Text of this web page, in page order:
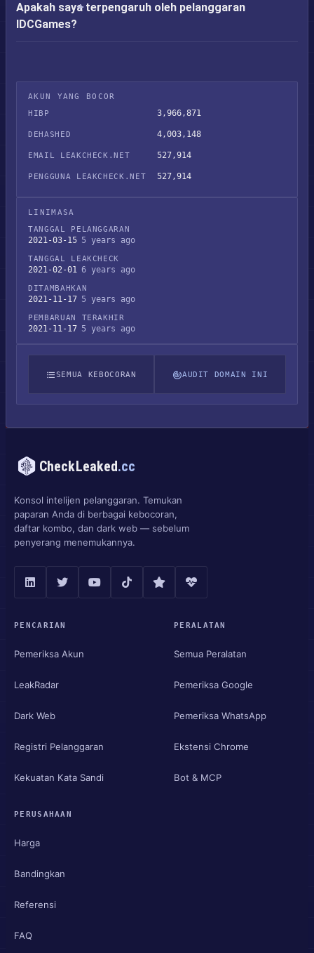
Apakah saya terpengaruh oleh pelanggaran
IDCGames?
AKUN YANG BOCOR
HIBP
3,966,871
DEHASHED 4,003,148
EMAIL LEAKCHECK.NET 527,914
PENGGUNA LEAKCHECK.NET 527,914
LINIMASA
TANGGAL PELANGGARAN
2021-03-15 5 years ago
TANGGAL LEAKCHECK
2021-02-01 6 years ago
DITAMBAHKAN
2021-11-17 5 years ago
PEMBARUAN TERAKHIR
2021-11-17 5 years ago
SEMUA KEBOCORAN AUDIT DOMAIN INI
CheckLeaked.cc
Konsol intelijen pelanggaran. Temukan
paparan Anda di berbagai kebocoran,
daftar kombo, dan dark web — sebelum
penyerang menemukannya.
PENCARIAN
Pemeriksa Akun
LeakRadar
Dark Web
Registri Pelanggaran
Kekuatan Kata Sandi
PERALATAN
Semua Peralatan
Pemeriksa Google
Pemeriksa WhatsApp
Ekstensi Chrome
Bot & MCP
PERUSAHAAN
Harga
Bandingkan
Referensi
FAQ